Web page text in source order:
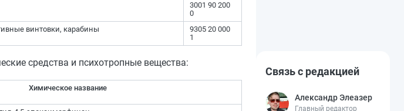
3001 90 200
0
винтовки, карабины
9305 20 000
1
средства и психотропные вещества:
Химическое название
Связь с редакцией
Александр Элеазер
Главный редактор